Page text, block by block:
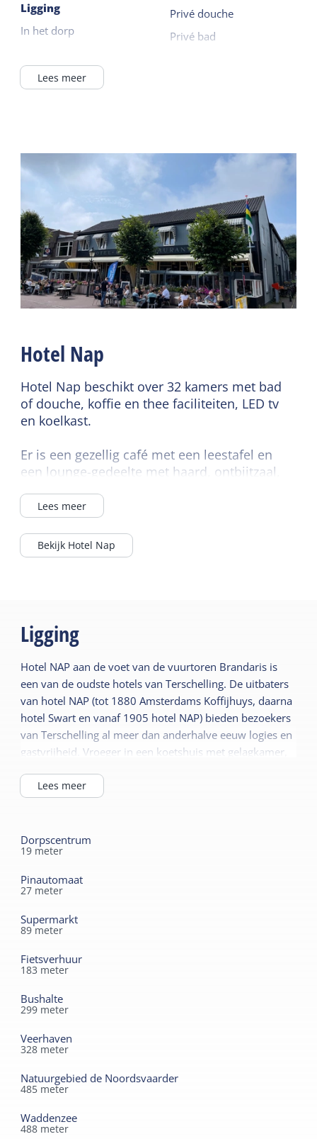
Ligging
In het dorp
Verzorging
Kamer met ontbijt
Algemeen
Slaapkamer begane
Centrale verwarming
Rookvrij
Dekbedden
Privé douche
Privé bad
Gedeelde faciliteiten
Ontbijtbuffet
Wifi gedeeld
Restaurant
Cafe / bar
Lees meer
Hotel Nap
Hotel Nap beschikt over 32 kamers met bad
of douche, koffie en thee faciliteiten, LED tv
en koelkast.
Er is een gezellig café met een leestafel en
een lounge-gedeelte met haard, ontbijtzaal,
Brandarisplein en een solarium.
Door het gehele hotel en op het terras kun je
gebruik maken van uitstekend gratis WIFI.
Het hotel (1 verdieping) heeft geen lift, wel
zijn er een vijftal kamers op de begane grond.
Naast het hotel (4m. maar met eigen ingang)
is het bijgebouw.
Lees meer
Bekijk Hotel Nap
Ligging
Hotel NAP aan de voet van de vuurtoren Brandaris is
een van de oudste hotels van Terschelling. De uitbaters
van hotel NAP (tot 1880 Amsterdams Koffijhuys, daarna
hotel Swart en vanaf 1905 hotel NAP) bieden bezoekers
van Terschelling al meer dan anderhalve eeuw logies en
gastvrijheid. Vroeger in een koetshuis met gelagkamer,
comfort.
Brandaris in het hart van het dorp West Terschelling, 3
loopminuten vanaf de aankomst veerboot.
Lees meer
Dorpscentrum
19 meter
Pinautomaat
27 meter
Supermarkt
89 meter
Fietsverhuur
183 meter
Bushalte
299 meter
Veerhaven
328 meter
Natuurgebied de Noordsvaarder
485 meter
Waddenzee
488 meter